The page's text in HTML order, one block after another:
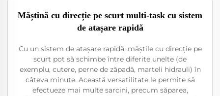
Măștină cu direcție pe scurt multi-task cu sistem
de atașare rapidă
Cu un sistem de atașare rapidă, măștile cu direcție pe
scurt pot să schimbe între diferite unelte (de
exemplu, cutere, perne de zăpadă, marteli hidrauli) în
câteva minute. Această versatilitate le permite să
efectueze mai multe sarcini, precum săparea,